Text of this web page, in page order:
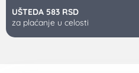
UŠTEDA 583 RSD
za plaćanje u celosti